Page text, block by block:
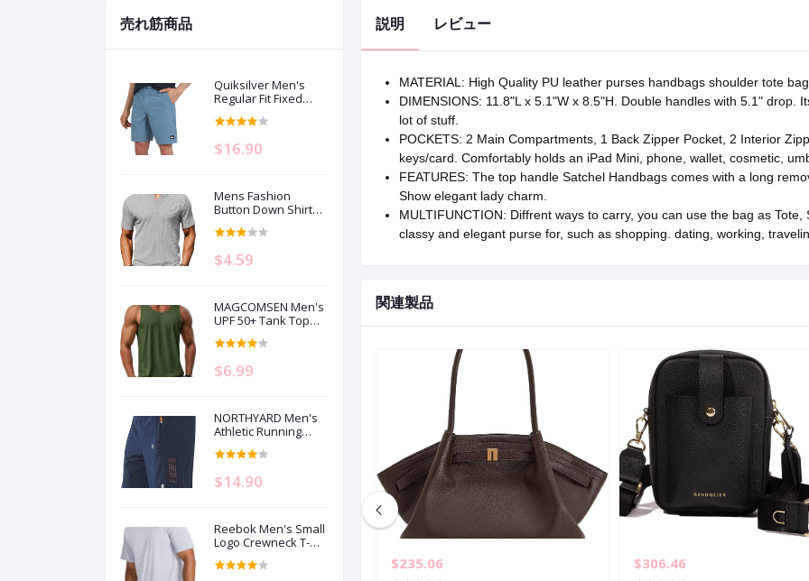
売れ筋商品
Quiksilver Men's
Regular Fit Fixed
Waist Water Friendly
Active Hybrid Shorts
$16.90
Mens Fashion
Button Down Shirts
Dressy Henley Shirt
Crew Neck Short
Tshirts Men's
$4.59
MAGCOMSEN Men's
UPF 50+ Tank Top
Gym Workout
Sleeveless Muscle
Protection Cut Off
$6.99
NORTHYARD Men's
Athletic Running
Shorts Gym Workout
7"Quick Dry
Basketball Tennis 3
$14.90
Reebok Men's Small
Logo Crewneck T-
Shirt, Standard Fit,
Lightweight Cotton-
説明 レビュー
MATERIAL: High Quality PU leather purses handbags shoulder tote
DIMENSIONS: 11.8"L x 5.1"W x 8.5"H. Double handles with 5.1" drop.
lot of stuff.
POCKETS: 2 Main Compartments, 1 Back Zipper Pocket, 2 Interior
keys/card. Comfortably holds an iPad Mini, phone, wallet, cosmetic,
FEATURES: The top handle Satchel Handbags comes with a long
Show elegant lady charm.
MULTIFUNCTION: Diffrent ways to carry, you can use the bag as
classy and elegant purse for, such as shopping. dating, working,
関連製品
$41.86 $235.06 $306.46